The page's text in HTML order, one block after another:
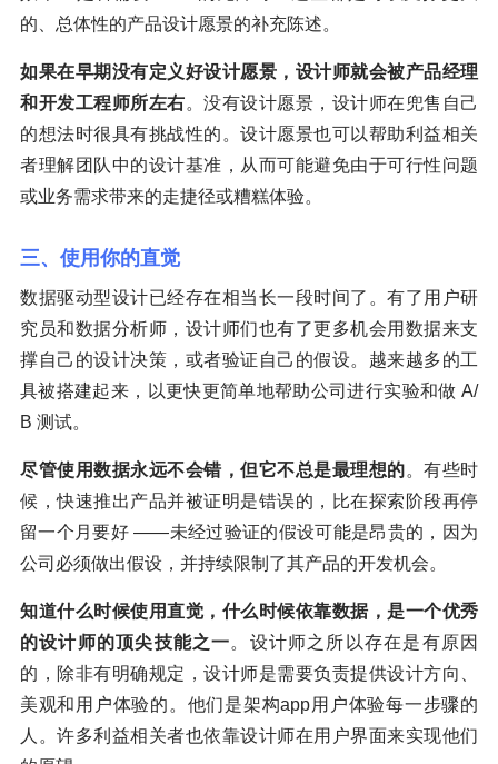
的、总体性的产品设计愿景的补充陈述。
如果在早期没有定义好设计愿景，设计师就会被产品经理
和开发工程师所左右。没有设计愿景，设计师在兜售自己
的想法时很具有挑战性的。设计愿景也可以帮助利益相关
者理解团队中的设计基准，从而可能避免由于可行性问题
或业务需求带来的走捷径或糟糕体验。
三、使用你的直觉
数据驱动型设计已经存在相当长一段时间了。有了用户研
究员和数据分析师，设计师们也有了更多机会用数据来支
撑自己的设计决策，或者验证自己的假设。越来越多的工
具被搭建起来，以更快更简单地帮助公司进行实验和做 A/
B 测试。
尽管使用数据永远不会错，但它不总是最理想的。有些时
候，快速推出产品并被证明是错误的，比在探索阶段再停
留一个月要好 ——未经过验证的假设可能是昂贵的，因为
公司必须做出假设，并持续限制了其产品的开发机会。
知道什么时候使用直觉，什么时候依靠数据，是一个优秀
的设计师的顶尖技能之一。设计师之所以存在是有原因
的，除非有明确规定，设计师是需要负责提供设计方向、
美观和用户体验的。他们是架构app用户体验每一步骤的
人。许多利益相关者也依靠设计师在用户界面来实现他们